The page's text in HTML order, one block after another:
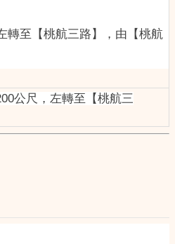
轉至【桃航三路】，由【桃航
公尺，左轉至【桃航三